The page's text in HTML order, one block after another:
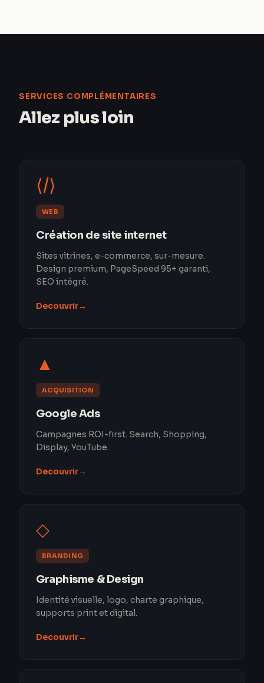
SERVICES COMPLÉMENTAIRES
Allez plus loin
⟨/⟩
WEB
Création de site internet
Sites vitrines, e-commerce, sur-mesure.
Design premium, PageSpeed 95+ garanti,
SEO intégré.
Decouvrir→
▲
ACQUISITION
Google Ads
Campagnes ROI-first. Search, Shopping,
Display, YouTube.
Decouvrir→
◇
BRANDING
Graphisme & Design
Identité visuelle, logo, charte graphique,
supports print et digital.
Decouvrir→